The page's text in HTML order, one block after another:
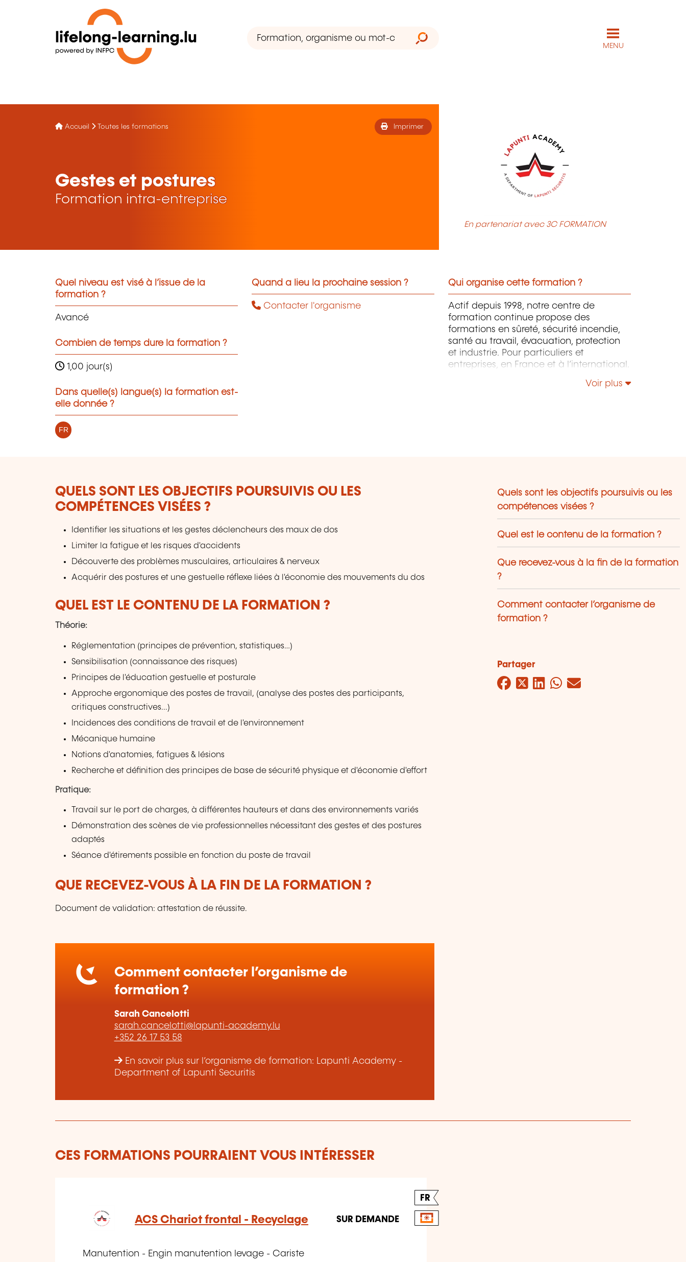
MENU
Accueil Toutes les formations Imprimer
Gestes et postures
Formation intra-entreprise
En partenariat avec 3C FORMATION
Quel niveau est visé à l’issue de la
formation ?
Avancé
Combien de temps dure la formation ?
1,00 jour(s)
Dans quelle(s) langue(s) la formation est-
elle donnée ?
FR
Quand a lieu la prochaine session ?
Contacter l'organisme
Qui organise cette formation ?
Actif depuis 1998, notre centre de
formation continue propose des
formations en sûreté, sécurité incendie,
santé au travail, évacuation, protection
et industrie. Pour particuliers et
entreprises, en France et à l’international.
Voir plus
QUELS SONT LES OBJECTIFS POURSUIVIS OU LES
COMPÉTENCES VISÉES ?
Identifier les situations et les gestes déclencheurs des maux de dos
Limiter la fatigue et les risques d'accidents
Découverte des problèmes musculaires, articulaires & nerveux
Acquérir des postures et une gestuelle réflexe liées à l'économie des mouvements du dos
QUEL EST LE CONTENU DE LA FORMATION ?
Théorie:
Réglementation (principes de prévention, statistiques…)
Sensibilisation (connaissance des risques)
Principes de l'éducation gestuelle et posturale
Approche ergonomique des postes de travail, (analyse des postes des participants,
critiques constructives...)
Incidences des conditions de travail et de l'environnement
Mécanique humaine
Notions d'anatomies, fatigues & lésions
Recherche et définition des principes de base de sécurité physique et d'économie d'effort
Pratique:
Travail sur le port de charges, à différentes hauteurs et dans des environnements variés
Démonstration des scènes de vie professionnelles nécessitant des gestes et des postures
adaptés
Séance d'étirements possible en fonction du poste de travail
QUE RECEVEZ-VOUS À LA FIN DE LA FORMATION ?
Document de validation: attestation de réussite.
Comment contacter l’organisme de
formation ?
Sarah Cancelotti
sarah.cancelotti@lapunti-academy.lu
+352 26 17 53 58
En savoir plus sur l’organisme de formation: Lapunti Academy -
Department of Lapunti Securitis
Quels sont les objectifs poursuivis ou les
compétences visées ?
Quel est le contenu de la formation ?
Que recevez-vous à la fin de la formation
?
Comment contacter l’organisme de
formation ?
Partager
Facebook
Twitter
LinkedIn
WhatsApp
Mail
CES FORMATIONS POURRAIENT VOUS INTÉRESSER
FR
ACS Chariot frontal - Recyclage SUR DEMANDE
Manutention - Engin manutention levage - Cariste